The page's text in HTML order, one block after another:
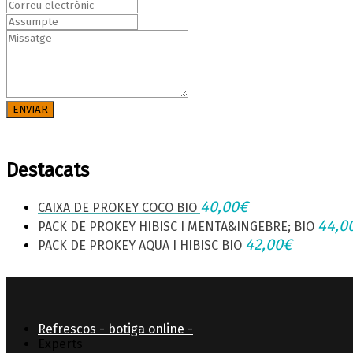
ENVIAR
Destacats
CAIXA DE PROKEY COCO BIO 40,00€
PACK DE PROKEY HIBISC I MENTA&INGEBRE; BIO
PACK DE PROKEY AQUA I HIBISC BIO 42,00€
Refrescos - botiga online -